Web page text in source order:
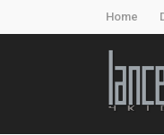
Home